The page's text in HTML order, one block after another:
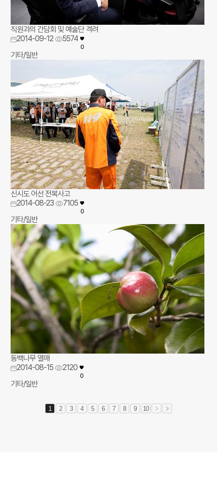
직원과의 간담회 및 예술단 격려
2014-09-12
5574
0
기타/일반
신시도 어선 전복사고
2014-08-23
7105
0
기타/일반
동백나무 열매
2014-08-15
2120
0
기타/일반
1 2 3 4 5 6 7 8 9 10